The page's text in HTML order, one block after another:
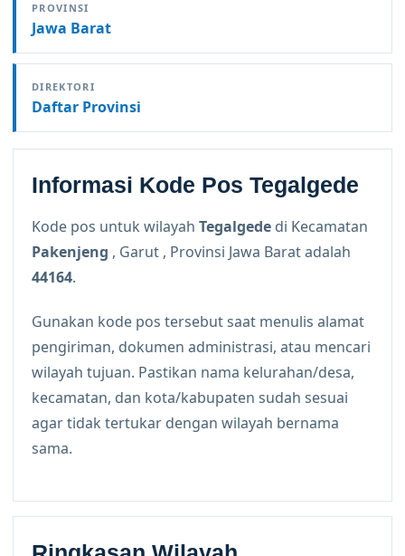
PROVINSI
Jawa Barat
DIREKTORI
Daftar Provinsi
Informasi Kode Pos Tegalgede
Kode pos untuk wilayah Tegalgede di Kecamatan
Pakenjeng , Garut , Provinsi Jawa Barat adalah
44164.
Gunakan kode pos tersebut saat menulis alamat
pengiriman, dokumen administrasi, atau mencari
wilayah tujuan. Pastikan nama kelurahan/desa,
kecamatan, dan kota/kabupaten sudah sesuai
agar tidak tertukar dengan wilayah bernama
sama.